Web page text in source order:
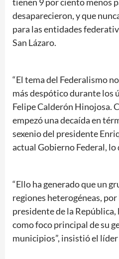
desaparecieron, y que
para las entidades
San Lázaro.
“El tema del Federalismo
más despótico durante los
Felipe Calderón Hinojosa.
empezó una decaída en
sexenio del presidente
actual Gobierno Federal, lo
“Ello ha generado que un
regiones heterogéneas,
presidente de la
como foco principal de su
municipios”, insistió el